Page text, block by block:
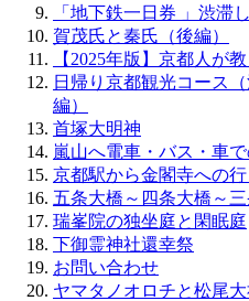
「地下鉄一日券 」渋滞
賀茂氏と秦氏（後編）
【2025年版】京都人が
日帰り京都観光コース
編）
首塚大明神
嵐山へ電車・バス・車
京都駅から金閣寺への
五条大橋～四条大橋～
瑞峯院の独坐庭と閑眠庭
下御霊神社還幸祭
お問い合わせ
ヤマタノオロチと松尾大